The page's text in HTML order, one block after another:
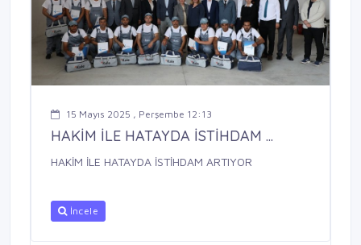
15 Mayıs 2025 , Perşembe 12:13
HAKİM İLE HATAYDA İSTİHDAM ...
HAKİM İLE HATAYDA İSTİHDAM ARTIYOR
İncele